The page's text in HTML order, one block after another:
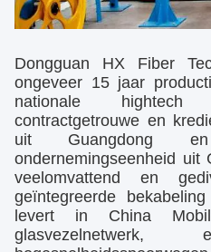
Dongguan HX Fiber
ongeveer 15 jaar
nationale hightech
contractgetrouwe en
uit Guangdong
ondernemingseenheid uit
veelomvattend en
geïntegreerde
levert in China
glasvezelnetwerk,